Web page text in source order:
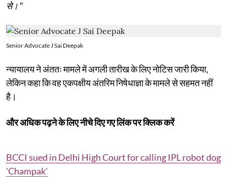
से।"
Senior Advocate J Sai Deepak
न्यायालय ने अंततः मामले में अगली तारीख के लिए नोटिस जारी किया,
लेकिन कहा कि वह एकपक्षीय अंतरिम निषेधाज्ञा के मामले से सहमत नहीं
है।
और अधिक पढ़ने के लिए नीचे दिए गए लिंक पर क्लिक करें
BCCI sued in Delhi High Court for calling IPL robot dog
'Champak'